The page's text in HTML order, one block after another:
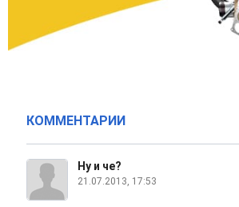
КОММЕНТАРИИ
Ну и че?
21.07.2013, 17:53